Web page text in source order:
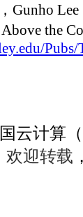
， Gunho Lee
the
云计算（
欢迎转载